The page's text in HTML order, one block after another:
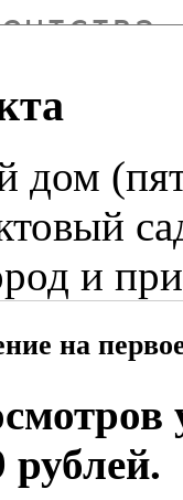
дом
и
на
рублей.